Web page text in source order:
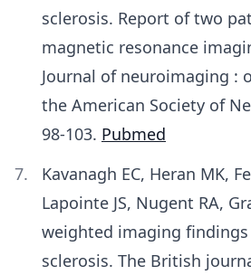
sclerosis. Report of two
magnetic resonance
Journal of neuroimaging :
the American Society of
98-103. Pubmed
Kavanagh EC, Heran MK,
Lapointe JS, Nugent RA,
weighted imaging
sclerosis. The British